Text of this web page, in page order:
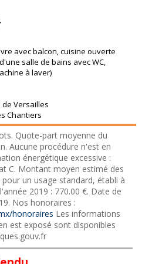
avec balcon, cuisine ouverte
salle de bains avec WC,
à laver)
de Versailles
Chantiers
Quote-part moyenne du
Aucune procédure n'est en
énergétique excessive :
C. Montant moyen estimé des
un usage standard, établi à
2019 : 770.00 €. Date de
Nos honoraires :
honoraires Les informations
est exposé sont disponibles